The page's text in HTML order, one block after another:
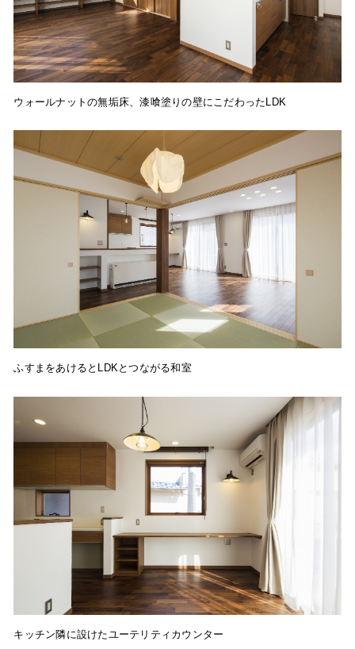
ウォールナットの無垢床、漆喰塗りの壁にこだわったLDK
ふすまをあけるとLDKとつながる和室
キッチン隣に設けたユーテリティカウンター